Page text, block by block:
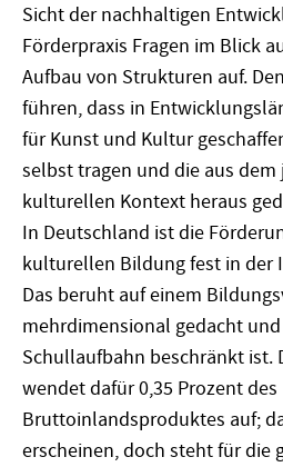
Sicht der nachhaltigen
Förderpraxis Fragen im Blick
Aufbau von Strukturen auf.
führen, dass in
für Kunst und Kultur
selbst tragen und die aus dem
kulturellen Kontext heraus
In Deutschland ist die
kulturellen Bildung fest in der
Das beruht auf einem
mehrdimensional gedacht
Schullaufbahn beschränkt ist.
wendet dafür 0,35 Prozent des
Bruttoinlandsproduktes auf;
erscheinen, doch steht für die